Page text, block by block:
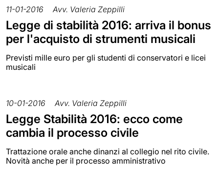
11-01-2016 Avv. Valeria Zeppilli
Legge di stabilità 2016: arriva il bonus
per l'acquisto di strumenti musicali
Previsti mille euro per gli studenti di conservatori e licei
musicali
10-01-2016 Avv. Valeria Zeppilli
Legge Stabilità 2016: ecco come
cambia il processo civile
Trattazione orale anche dinanzi al collegio nel rito civile.
Novità anche per il processo amministrativo